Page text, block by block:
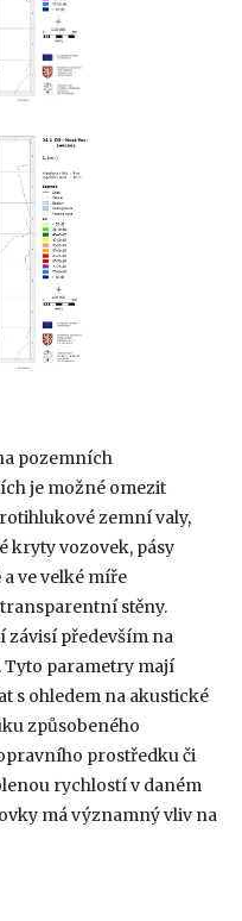
pozemních
je možné omezit
zemní valy,
kryty vozovek, pásy
ve velké míře
stěny.
především na
Tyto parametry mají
s ohledem na akustické
způsobeného
prostředku či
rychlostí v daném
má významný vliv na